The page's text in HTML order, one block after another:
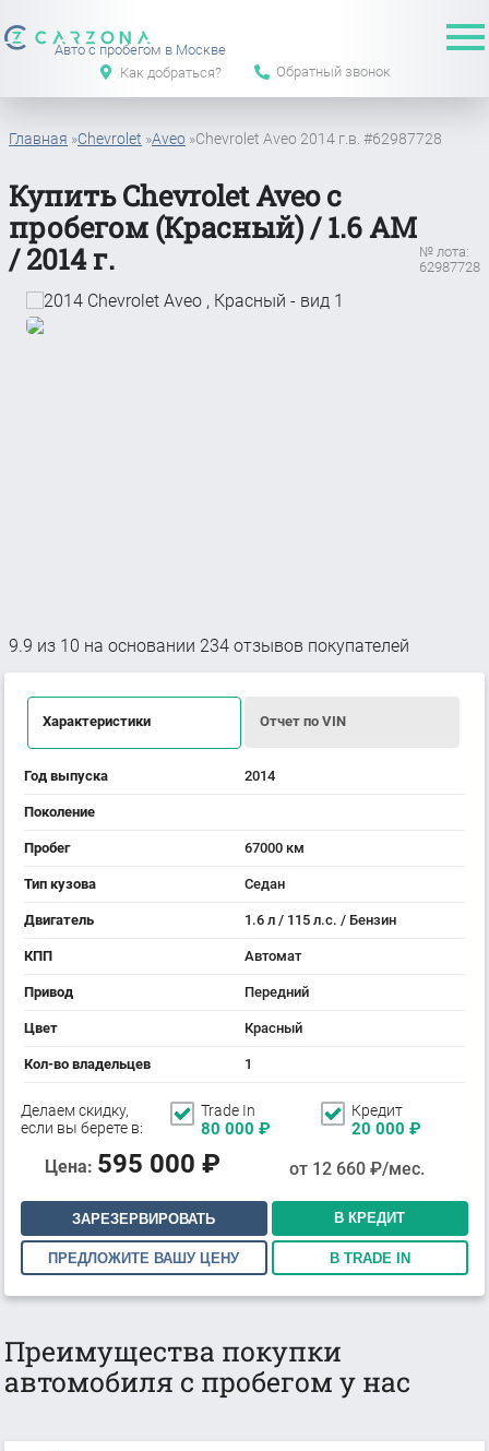
Авто с пробегом в Москве
Как добраться?
Обратный звонок
Главная »Chevrolet »Aveo »Chevrolet Aveo 2014 г.в. #62987728
Купить Chevrolet Aveo с
пробегом (Красный) / 1.6 АМ
/ 2014 г.
№ лота:
62987728
9.9 из 10 на основании 234 отзывов покупателей
Характеристики Отчет по VIN
Год выпуска 2014
Поколение
Пробег 67000 км
Тип кузова Седан
Двигатель 1.6 л / 115 л.с. / Бензин
КПП Автомат
Привод Передний
Цвет Красный
Кол-во владельцев 1
Делаем скидку,
если вы берете в:
Trade In
80 000 ₽
Кредит
20 000 ₽
Цена: 595 000 ₽ от 12 660₽/мес.
ЗАРЕЗЕРВИРОВАТЬ В КРЕДИТ
ПРЕДЛОЖИТЕ ВАШУ ЦЕНУ В TRADE IN
Преимущества покупки
автомобиля с пробегом у нас